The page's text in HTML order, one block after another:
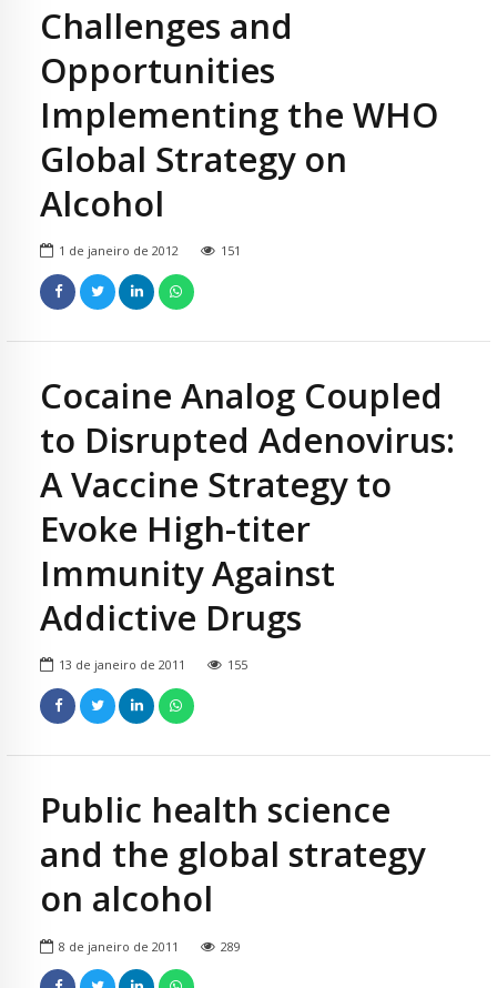
Challenges and
Opportunities
Implementing the WHO
Global Strategy on
Alcohol
1 de janeiro de 2012 151
Cocaine Analog Coupled
to Disrupted Adenovirus:
A Vaccine Strategy to
Evoke High-titer
Immunity Against
Addictive Drugs
13 de janeiro de 2011 155
Public health science
and the global strategy
on alcohol
8 de janeiro de 2011 289